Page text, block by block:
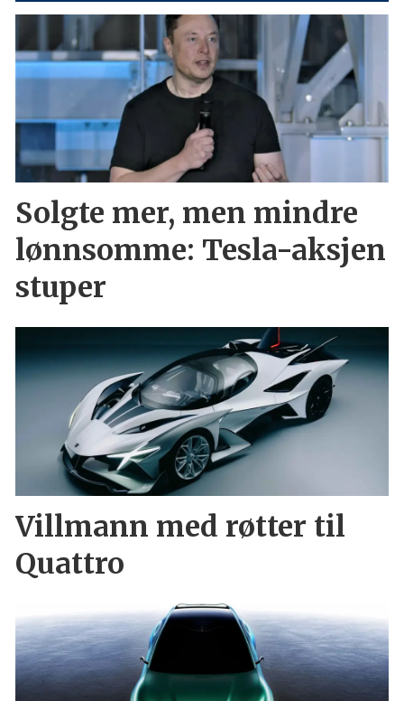
Solgte mer, men mindre
lønnsomme: Tesla-aksjen
stuper
Villmann med røtter til
Quattro